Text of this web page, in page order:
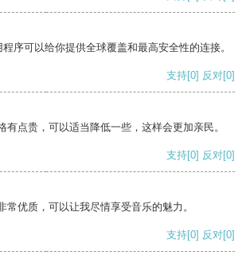
序可以给你提供全球覆盖和最高安全性的连接。
支持[0] 反对[0]
有点贵，可以适当降低一些，这样会更加亲民。
支持[0] 反对[0]
常优质，可以让我尽情享受音乐的魅力。
支持[0] 反对[0]